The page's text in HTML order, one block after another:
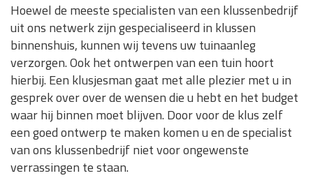
Hoewel de meeste specialisten van een klussenbedrijf
uit ons netwerk zijn gespecialiseerd in klussen
binnenshuis, kunnen wij tevens uw tuinaanleg
verzorgen. Ook het ontwerpen van een tuin hoort
hierbij. Een klusjesman gaat met alle plezier met u in
gesprek over over de wensen die u hebt en het budget
waar hij binnen moet blijven. Door voor de klus zelf
een goed ontwerp te maken komen u en de specialist
van ons klussenbedrijf niet voor ongewenste
verrassingen te staan.